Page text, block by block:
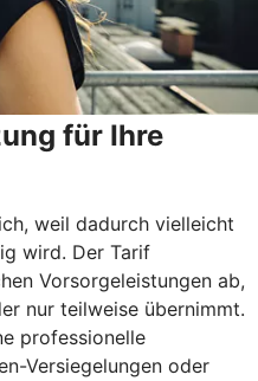
für Ihre
weil dadurch vielleicht
wird. Der Tarif
Vorsorgeleistungen ab,
nur teilweise übernimmt.
professionelle
Versiegelungen oder